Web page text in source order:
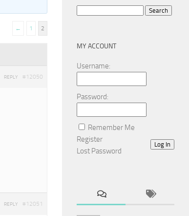
← 1 2
#12050
REPLY
#12051
REPLY
MY ACCOUNT
Username:
Password:
Remember Me
Log In
Register
Lost Password